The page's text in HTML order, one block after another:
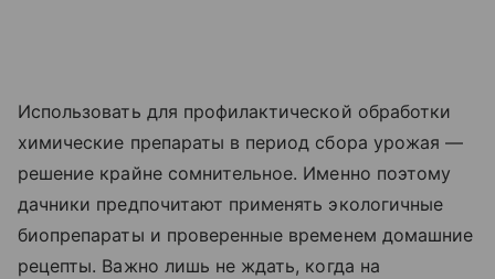
Использовать для профилактической обработки
химические препараты в период сбора урожая —
решение крайне сомнительное. Именно поэтому
дачники предпочитают применять экологичные
биопрепараты и проверенные временем домашние
рецепты. Важно лишь не ждать, когда на